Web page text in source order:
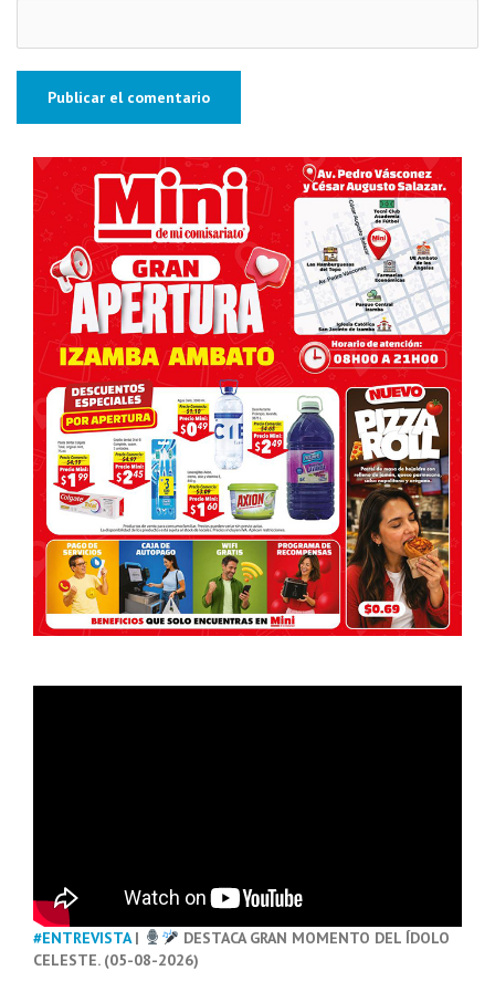
#ENTREVISTA|
DESTACA GRAN MOMENTO DEL ÍDOLO
CELESTE. (05-08-2026)